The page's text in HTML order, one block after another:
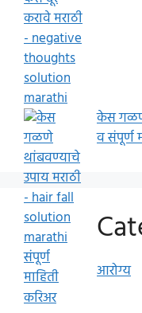
केस गळणे
व संपूर्ण
आरोग्य
करिअर